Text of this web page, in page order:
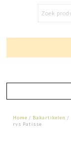
Home / Bakartikelen /
rvs Patisse